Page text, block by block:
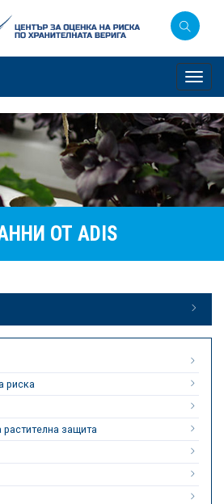
ОТ ADIS
риска
защита